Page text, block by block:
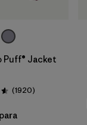
Puff® Jacket
4.6 / 5
(1920Comentarios
)